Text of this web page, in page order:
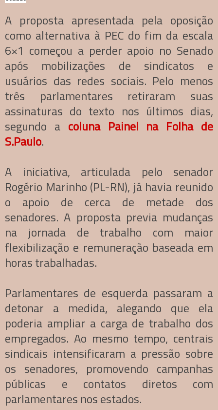
A proposta apresentada pela oposição
como alternativa à PEC do fim da escala
6×1 começou a perder apoio no Senado
após mobilizações de sindicatos e
usuários das redes sociais. Pelo menos
três parlamentares retiraram suas
assinaturas do texto nos últimos dias,
segundo a coluna Painel na Folha de
S.Paulo.
A iniciativa, articulada pelo senador
Rogério Marinho (PL-RN), já havia reunido
o apoio de cerca de metade dos
senadores. A proposta previa mudanças
na jornada de trabalho com maior
flexibilização e remuneração baseada em
horas trabalhadas.
Parlamentares de esquerda passaram a
detonar a medida, alegando que ela
poderia ampliar a carga de trabalho dos
empregados. Ao mesmo tempo, centrais
sindicais intensificaram a pressão sobre
os senadores, promovendo campanhas
públicas e contatos diretos com
parlamentares nos estados.